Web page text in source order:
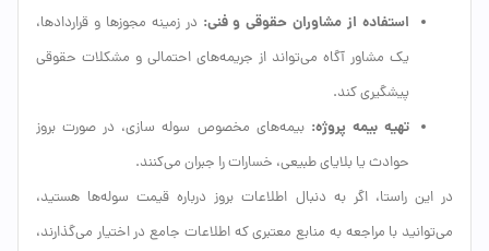
استفاده از مشاوران حقوقی و فنی: در زمینه مجوزها و قراردادها،
یک مشاور آگاه می‌تواند از جریمه‌های احتمالی و مشکلات حقوقی
پیشگیری کند.
تهیه بیمه پروژه: بیمه‌های مخصوص سوله سازی، در صورت بروز
حوادث یا بلایای طبیعی، خسارات را جبران می‌کنند.
در این راستا، اگر به دنبال اطلاعات بروز درباره قیمت سوله‌ها هستید،
می‌توانید با مراجعه به منابع معتبری که اطلاعات جامع در اختیار می‌گذارند،